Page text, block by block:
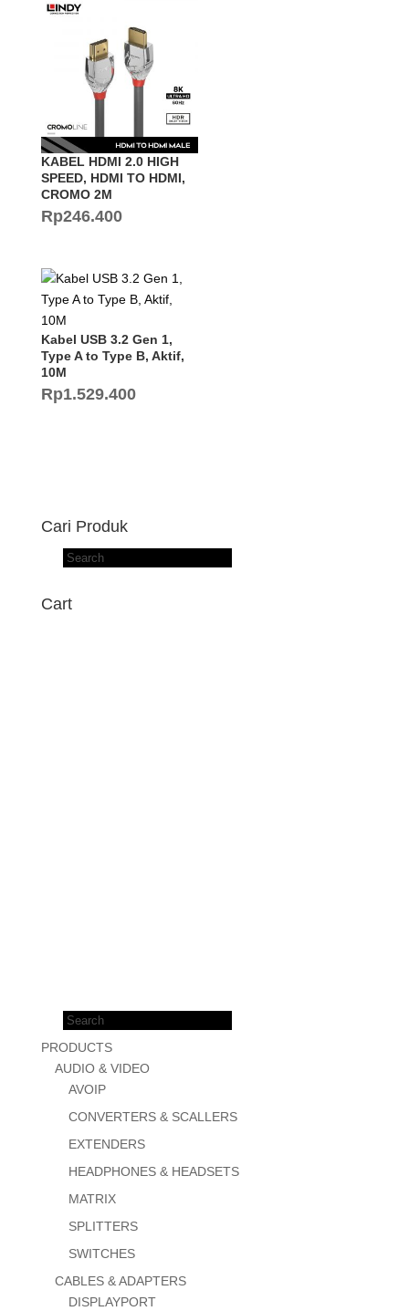
KABEL HDMI 2.0 HIGH
SPEED, HDMI TO HDMI,
CROMO 2M
Rp246.400
Kabel USB 3.2 Gen 1,
Type A to Type B, Aktif,
10M
Rp1.529.400
Cari Produk
Products
Cart
Products
PRODUCTS
AUDIO & VIDEO
AVOIP
CONVERTERS & SCALLERS
EXTENDERS
HEADPHONES & HEADSETS
MATRIX
SPLITTERS
SWITCHES
CABLES & ADAPTERS
DISPLAYPORT